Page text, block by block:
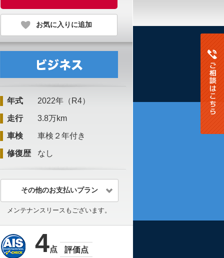
お気に入りに追加
年式 2022年（R4）
走行 3.8万km
車検 車検２年付き
修復歴 なし
その他のお支払いプラン
メンテナンスリースもございます。
4点 評価点